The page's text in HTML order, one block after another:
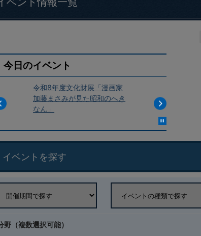
今日のイベント
令和8年度文化財展「漫画家
加藤まさみが見た昭和のへき
なん」
体験講座
イベントを探す
野（複数選択可能）